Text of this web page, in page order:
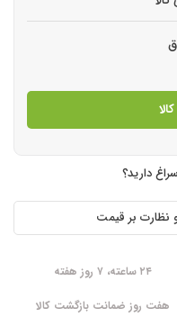
دارید؟
نظارت بر قیمت
۲۴ ساعته، ۷ روز هفته
هفت روز ضمانت بازگشت کالا